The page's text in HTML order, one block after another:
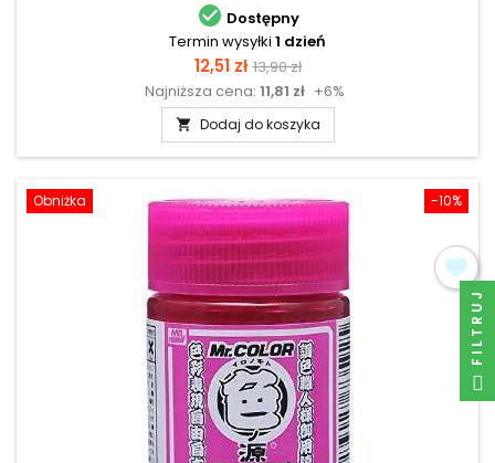
 Dostępny
Termin wysyłki 1 dzień
Cena
12,51 zł Cena
podstawowa
13,90 zł
Najniższa cena: 11,81 zł +6%
 Dodaj do koszyka
-10%
Obniżka
FILTRUJ